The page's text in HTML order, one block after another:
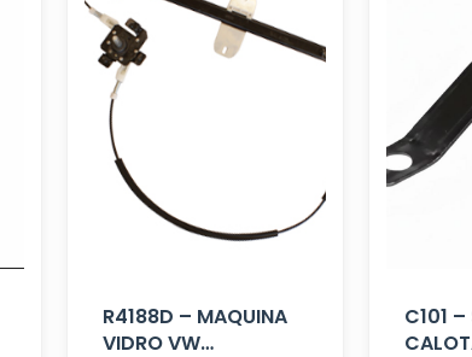
R4188D – MAQUINA
VIDRO VW
C101 –